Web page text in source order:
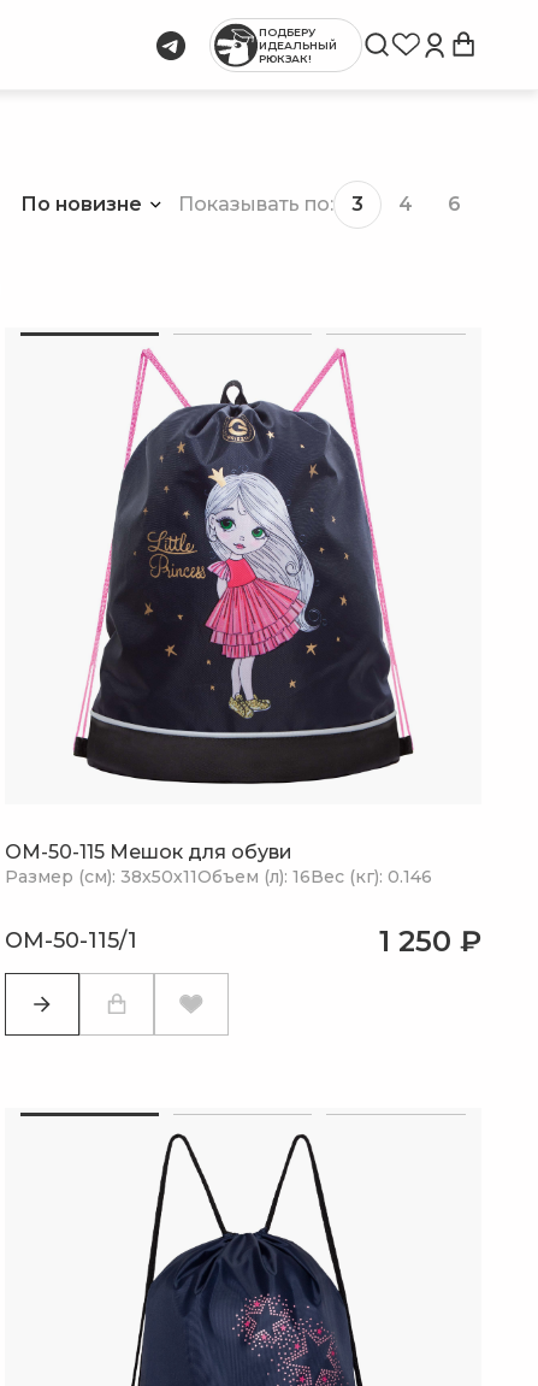
ПОДБЕРУ
ИДЕАЛЬНЫЙ
РЮКЗАК!
По новизне Показывать по: 3 4 6
OM-50-115 Мешок для обуви
Размер (см): 38х50х11Объем (л): 16Вес (кг): 0.146
OM-50-115/1 1 250 ₽